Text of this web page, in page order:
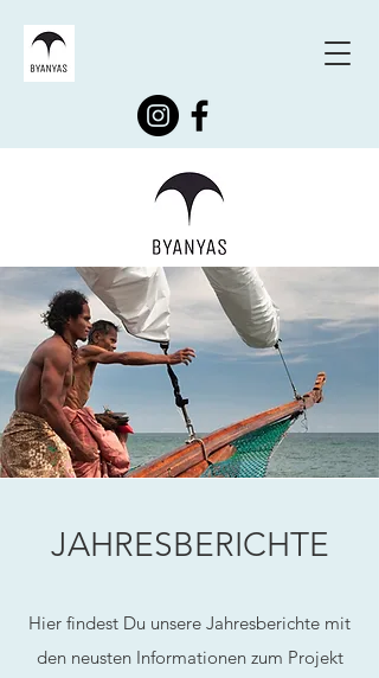
JAHRESBERICHTE
Hier findest Du unsere Jahresberichte mit
den neusten Informationen zum Projekt